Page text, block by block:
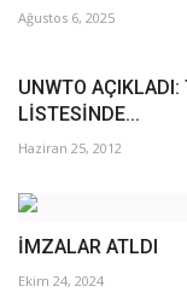
Ağustos 6, 2025
UNWTO
LİSTESİNDE...
Haziran 25, 2012
İMZALAR ATLDI
Ekim 24, 2024